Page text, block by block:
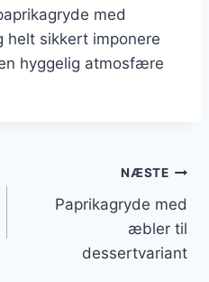
med
helt sikkert imponere
hyggelig atmosfære
NÆSTE
Paprikagryde med
æbler til
dessertvariant